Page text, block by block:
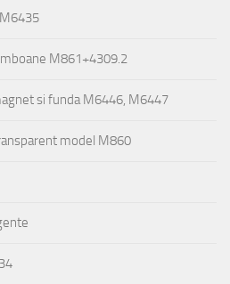
M861+4309.2
si funda M6446, M6447
model M860